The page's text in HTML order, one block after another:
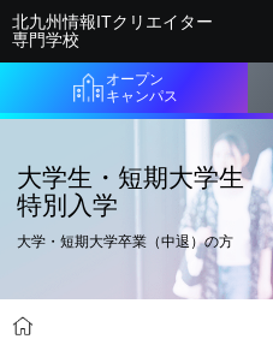
北九州情報ITクリエイター
専門学校
オープン
キャンパス
大学生・短期大学生
特別入学
大学・短期大学卒業（中退）の方